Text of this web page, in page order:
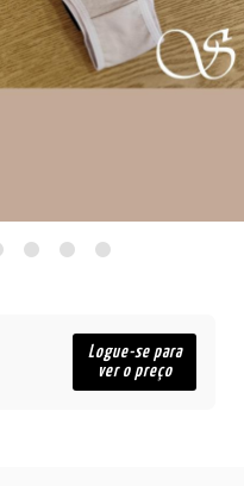
Logue-se para
ver o preço